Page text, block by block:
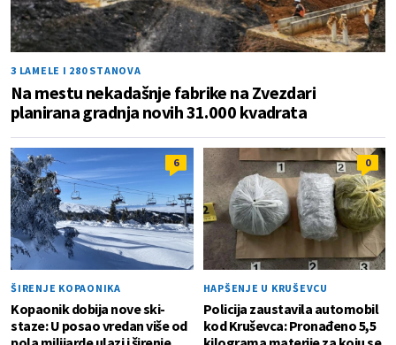
3 LAMELE I 280 STANOVA
Na mestu nekadašnje fabrike na Zvezdari
planirana gradnja novih 31.000 kvadrata
6
ŠIRENJE KOPAONIKA
Kopaonik dobija nove ski-
staze: U posao vredan više od
0
HAPŠENJE U KRUŠEVCU
Policija zaustavila automobil
kod Kruševca: Pronađeno 5,5